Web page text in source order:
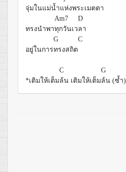
จุ่มในแม่น้ำแห่งพระเมตตา
Am7
D
ทรงนำพาทุกวันเวลา
G
C
อยู่ในการทรงสถิต
C
G
*เติมให้เต็มล้น เติมให้เต็มล้น (ซ้ำ)